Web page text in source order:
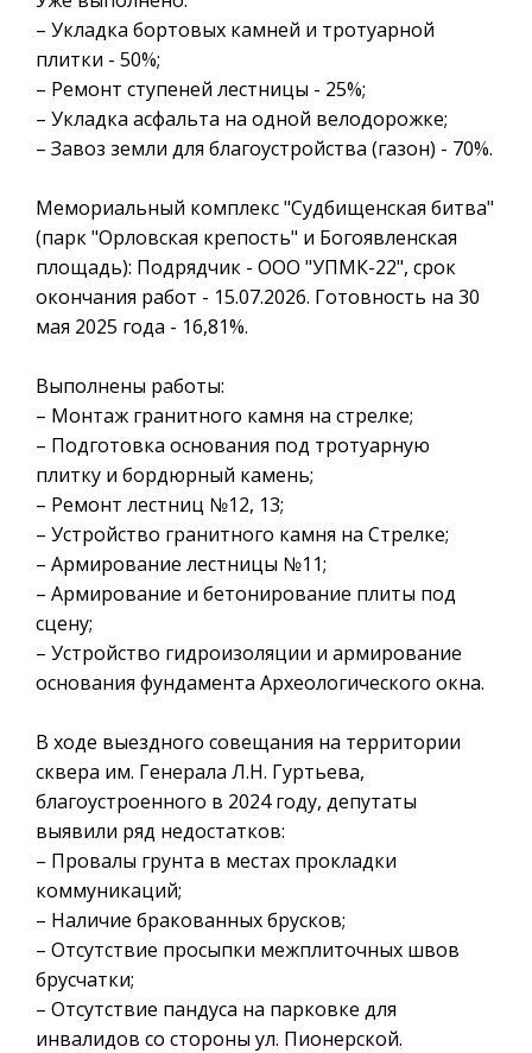
– Укладка бортовых камней и тротуарной
плитки - 50%;
– Ремонт ступеней лестницы - 25%;
– Укладка асфальта на одной велодорожке;
– Завоз земли для благоустройства (газон) - 70%.
Мемориальный комплекс "Судбищенская битва"
(парк "Орловская крепость" и Богоявленская
площадь): Подрядчик - ООО "УПМК-22", срок
окончания работ - 15.07.2026. Готовность на 30
мая 2025 года - 16,81%.
Выполнены работы:
– Монтаж гранитного камня на стрелке;
– Подготовка основания под тротуарную
плитку и бордюрный камень;
– Ремонт лестниц №12, 13;
– Устройство гранитного камня на Стрелке;
– Армирование лестницы №11;
– Армирование и бетонирование плиты под
сцену;
– Устройство гидроизоляции и армирование
основания фундамента Археологического окна.
В ходе выездного совещания на территории
сквера им. Генерала Л.Н. Гуртьева,
благоустроенного в 2024 году, депутаты
выявили ряд недостатков:
– Провалы грунта в местах прокладки
коммуникаций;
– Наличие бракованных брусков;
– Отсутствие просыпки межплиточных швов
брусчатки;
– Отсутствие пандуса на парковке для
инвалидов со стороны ул. Пионерской.